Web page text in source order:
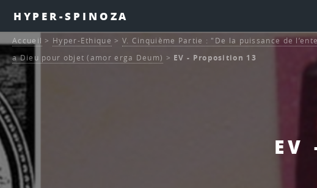
HYPER-SPINOZA
EV
Accueil > Hyper-Ethique > V. Cinquième Partie : "De la puissance de
a Dieu pour objet (amor erga Deum) > EV - Proposition 13